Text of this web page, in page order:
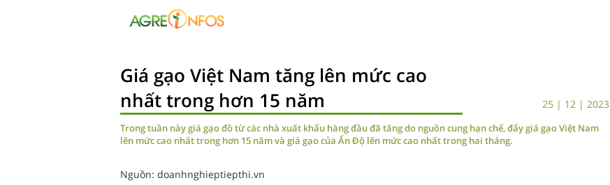
Giá gạo Việt Nam tăng lên mức cao
nhất trong hơn 15 năm
25 | 12 | 2023
Trong tuần này giá gạo đồ từ các nhà xuất khẩu hàng đầu đã tăng do nguồn cung hạn chế, đẩy giá gạo Việt Nam
lên mức cao nhất trong hơn 15 năm và giá gạo của Ấn Độ lên mức cao nhất trong hai tháng.
Nguồn: doanhnghieptiepthi.vn